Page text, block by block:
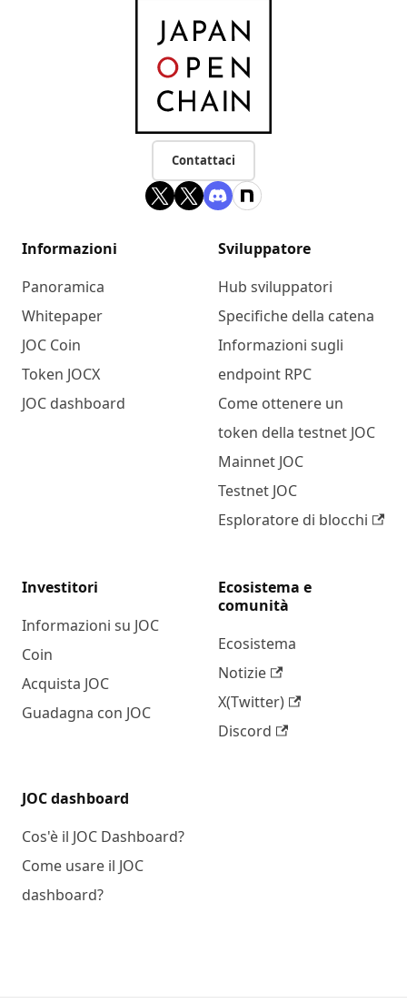
Contattaci
Informazioni
Panoramica
Whitepaper
JOC Coin
Token JOCX
JOC dashboard
Sviluppatore
Hub sviluppatori
Specifiche della catena
Informazioni sugli
endpoint RPC
Come ottenere un
token della testnet JOC
Mainnet JOC
Testnet JOC
Esploratore di blocchi
Investitori
Informazioni su JOC
Coin
Acquista JOC
Guadagna con JOC
Ecosistema e
comunità
Ecosistema
Notizie
X(Twitter)
Discord
JOC dashboard
Cos'è il JOC Dashboard?
Come usare il JOC
dashboard?